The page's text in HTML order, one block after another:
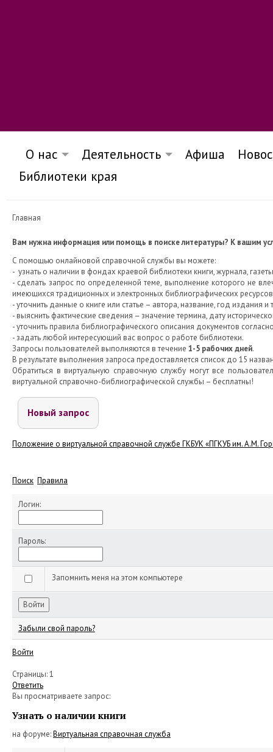
О нас Деятельность Афиша
Библиотеки края
Главная
Вам нужна информация или помощь в поиске литературы? К вашим
С помощью онлайновой справочной службы вы можете:
- узнать о наличии в фондах краевой библиотеки книги, журнала,
- сделать запрос по определенной теме, выполнение которого не
имеющихся традиционных и электронных библиографических
- уточнить данные о книге или статье – автора, название, год издания и
- выяснить фактические сведения – значение термина, дату
- уточнить правила библиографического описания документов
- задать любой интересующий вас вопрос о работе библиотеки.
Запросы пользователей выполняются в течение 1-5 рабочих дней.
В результате выполнения запроса предоставляется список до 15
Обратиться в виртуальную справочную службу могут все
виртуальной справочно-библиографической службы – бесплатны!
Новый запрос
Положение о виртуальной справочной службе ГКБУК «ПГКУБ им. А.М.
Поиск Правила
Логин:
Пароль:
Запомнить меня на этом компьютере
Забыли свой пароль?
Войти
Страницы:1
Ответить
Вы просматриваете запрос:
Узнать о наличии книги
на форуме:Виртуальная справочная служба